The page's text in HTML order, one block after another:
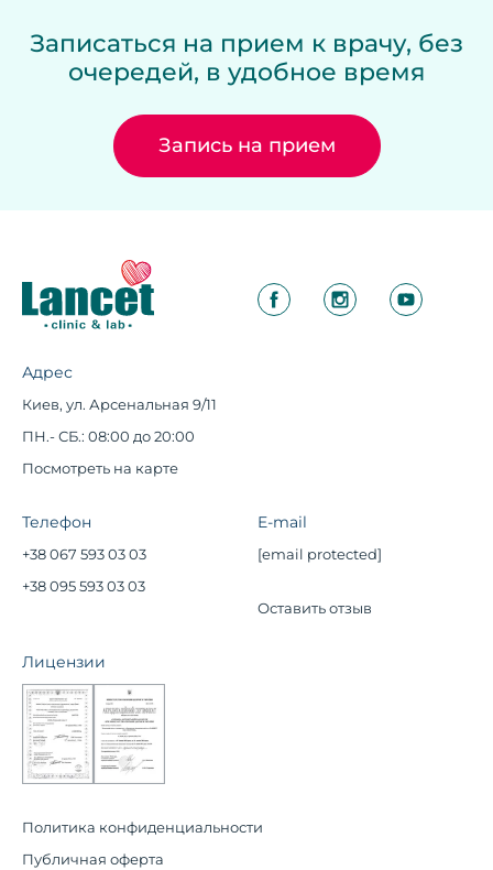
Записаться на прием к врачу, без
очередей, в удобное время
Запись на прием
Адрес
Киев, ул. Арсенальная 9/11
ПН.- СБ.: 08:00 до 20:00
Посмотреть на карте
Телефон
+38 067 593 03 03
+38 095 593 03 03
E-mail
[email protected]
Оставить отзыв
Лицензии
Политика конфиденциальности
Публичная оферта